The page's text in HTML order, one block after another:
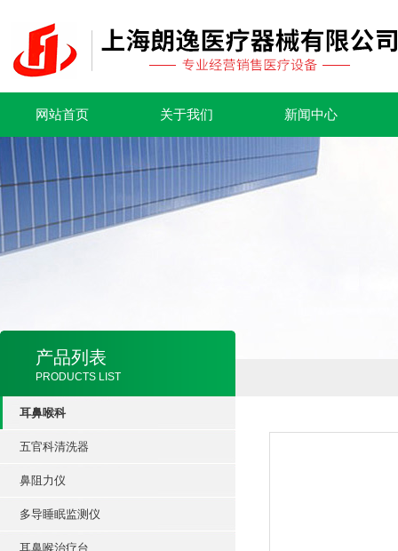
网站首页 关于我们 新闻中心
产品列表
PRODUCTS LIST
耳鼻喉科
五官科清洗器
鼻阻力仪
多导睡眠监测仪
耳鼻喉治疗台